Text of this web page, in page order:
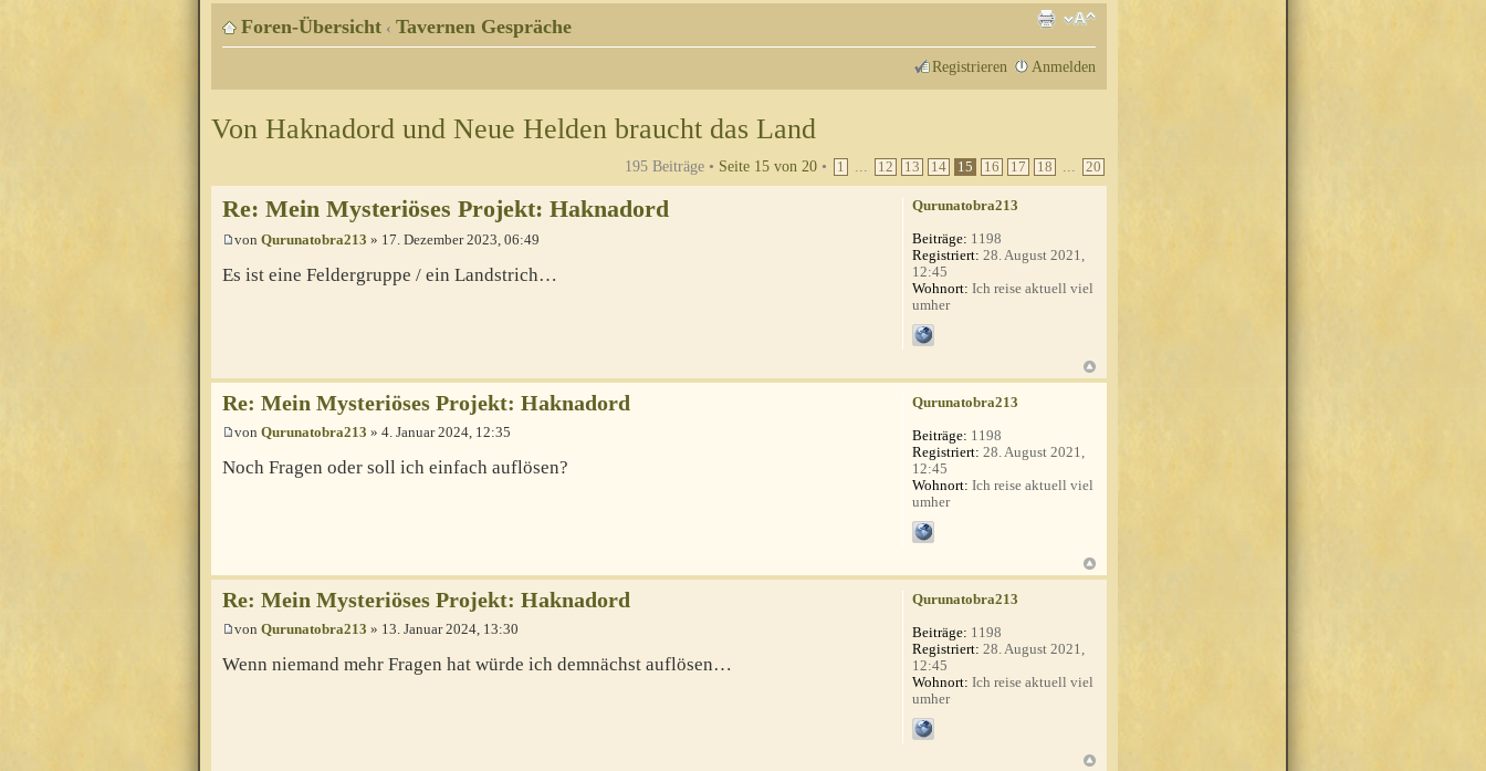
Foren-Übersicht ‹ Tavernen Gespräche
Registrieren Anmelden
Von Haknadord und Neue Helden braucht das Land
195 Beiträge • Seite 15 von 20 • 1 ... 12 13 14 15 16 17 18 ... 20
Re: Mein Mysteriöses Projekt: Haknadord
von Qurunatobra213 » 17. Dezember 2023, 06:49
Es ist eine Feldergruppe / ein Landstrich…
Qurunatobra213
Beiträge: 1198
Registriert: 28. August 2021,
12:45
Wohnort: Ich reise aktuell viel
umher
Re: Mein Mysteriöses Projekt: Haknadord
von Qurunatobra213 » 4. Januar 2024, 12:35
Noch Fragen oder soll ich einfach auflösen?
Qurunatobra213
Beiträge: 1198
Registriert: 28. August 2021,
12:45
Wohnort: Ich reise aktuell viel
umher
Re: Mein Mysteriöses Projekt: Haknadord
von Qurunatobra213 » 13. Januar 2024, 13:30
Wenn niemand mehr Fragen hat würde ich demnächst auflösen…
Qurunatobra213
Beiträge: 1198
Registriert: 28. August 2021,
12:45
Wohnort: Ich reise aktuell viel
umher